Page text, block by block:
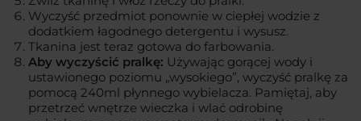
Wyczyść przedmiot ponownie w ciepłej wodzie z
dodatkiem łagodnego detergentu i wysusz.
Tkanina jest teraz gotowa do farbowania.
Aby wyczyścić pralkę: Używając gorącej wody i
ustawionego poziomu „wysokiego”, wyczyść pralkę za
pomocą 240ml płynnego wybielacza. Pamiętaj, aby
przetrzeć wnętrze wieczka i wlać odrobinę